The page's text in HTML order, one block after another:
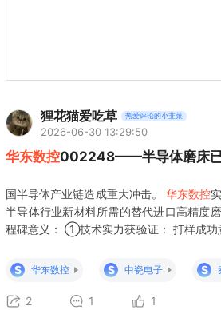
狸花猫爱吃草 热爱评论的小韭菜
2026-06-30 13:29:50
华东数控002248——半导体磨床已
国半导体产业链造成重大冲击。 华东数控
半导体行业新材料所需的替代进口高精度
程碑意义： ①技术实力获验证： 打样成功
明产品不仅技术达标，更在性价比、服务
S 华东数控 S 中瓷电子 S
2 1 1